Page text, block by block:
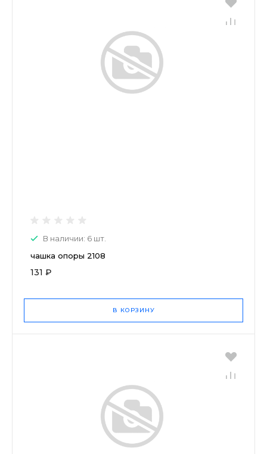
В наличии: 6 шт.
чашка опоры 2108
131 ₽
В КОРЗИНУ